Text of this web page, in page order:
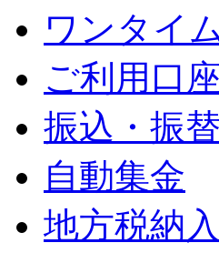
ワンタイ
ご利用口
振込・振替
自動集金
地方税納入